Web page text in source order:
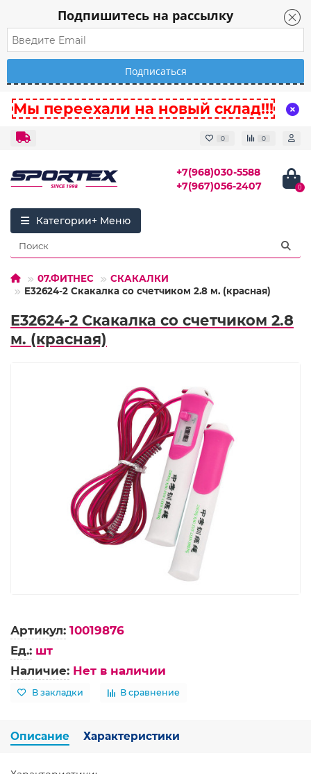
Подпишитесь на рассылку
Мы переехали на новый склад!!!
0 0
+7(968)030-5588
+7(967)056-2407
0
Категории
07.ФИТНЕС
СКАКАЛКИ
E32624-2 Скакалка со счетчиком 2.8 м. (красная)
E32624-2 Скакалка со счетчиком 2.8
м. (красная)
Артикул: 10019876
Ед.: шт
Наличие: Нет в наличии
В закладки В сравнение
Описание Характеристики